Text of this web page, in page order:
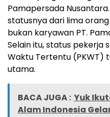
Pamapersada
statusnya dari lima
bukan karyawan PT.
Selain itu, status pekerja
Waktu Tertentu (PKWT)
utama.
BACA JUGA : Yuk
Alam Indonesia